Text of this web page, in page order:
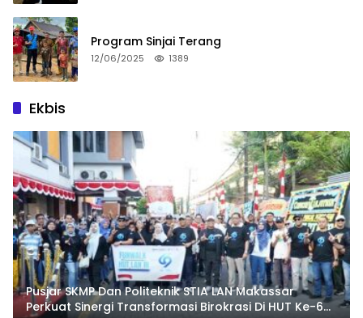
Program Sinjai Terang
12/06/2025 1389
Ekbis
Pusjar SKMP Dan Politeknik STIA LAN Makassar
Perkuat Sinergi Transformasi Birokrasi Di HUT Ke-69